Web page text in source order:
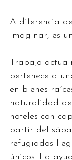
A diferencia
imaginar, es
Trabajo
pertenece a
en bienes
naturalidad
hoteles con
partir del
refugiados
únicos. La